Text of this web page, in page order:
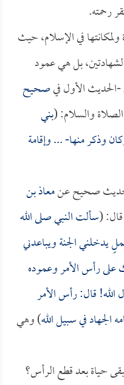
رحمته.
ولمكانتها في الإسلام، حيث
بل هي عمود
الأول فيصحيح
والسلام: (بني
وذكر منها- ... وإقامة
حديث صحيح عنمعاذ بن
(سألت النبي صلى الله
يدخلني الجنة ويباعدني
على رأس الأمر وعموده
قال: رأس الأمر
الجهاد في سبيل الله) وهي
حياة بعد قطع الرأس؟